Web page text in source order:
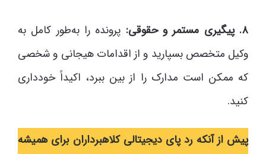
۸. پیگیری مستمر و حقوقی:
پرونده را به‌طور کامل به
وکیل متخصص بسپارید و از اقدامات هیجانی و شخصی
که ممکن است مدارک را از بین ببرد، اکیداً خودداری
کنید.
پیش از آنکه رد پای دیجیتالی کلاهبرداران برای همیشه